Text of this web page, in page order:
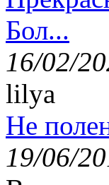
Бол...
16/02/
lilya
Не
19/06/